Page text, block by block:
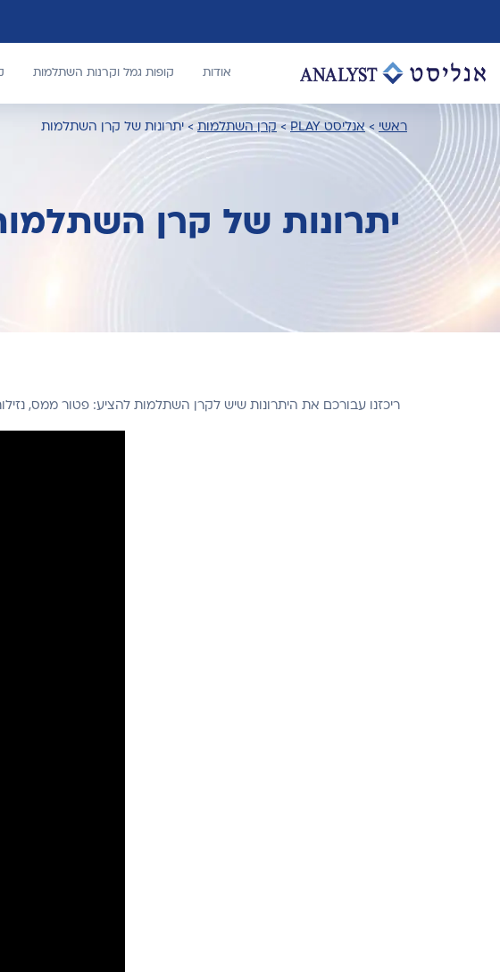
אודות קופות גמל וקרנות השתלמות
ראשי >אנליסט PLAY >קרן השתלמות> יתרונות של קרן השתלמות
יתרונות של קרן
ריכזנו עבורכם את היתרונות שיש לקרן השתלמות להציע: פטור ממס, נזילות לאחר 6 שנים, והתאמה לעובדים